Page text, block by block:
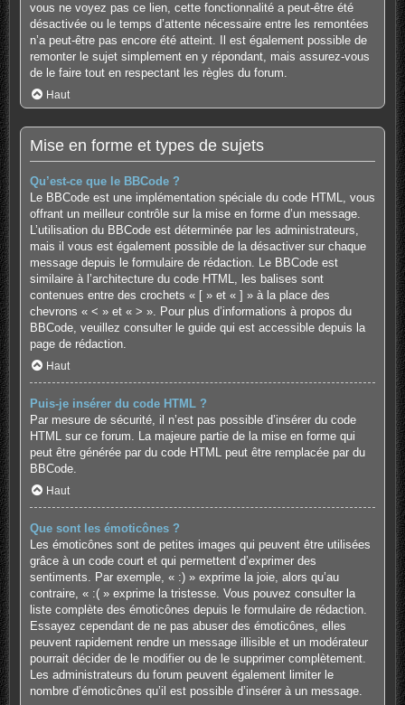
vous ne voyez pas ce lien, cette fonctionnalité a peut-être été
désactivée ou le temps d’attente nécessaire entre les remontées
n’a peut-être pas encore été atteint. Il est également possible de
remonter le sujet simplement en y répondant, mais assurez-vous
de le faire tout en respectant les règles du forum.
Haut
Mise en forme et types de sujets
Qu’est-ce que le BBCode ?
Le BBCode est une implémentation spéciale du code HTML, vous
offrant un meilleur contrôle sur la mise en forme d’un message.
L’utilisation du BBCode est déterminée par les administrateurs,
mais il vous est également possible de la désactiver sur chaque
message depuis le formulaire de rédaction. Le BBCode est
similaire à l’architecture du code HTML, les balises sont
contenues entre des crochets « [ » et « ] » à la place des
chevrons « < » et « > ». Pour plus d’informations à propos du
BBCode, veuillez consulter le guide qui est accessible depuis la
page de rédaction.
Haut
Puis-je insérer du code HTML ?
Par mesure de sécurité, il n’est pas possible d’insérer du code
HTML sur ce forum. La majeure partie de la mise en forme qui
peut être générée par du code HTML peut être remplacée par du
BBCode.
Haut
Que sont les émoticônes ?
Les émoticônes sont de petites images qui peuvent être utilisées
grâce à un code court et qui permettent d’exprimer des
sentiments. Par exemple, « :) » exprime la joie, alors qu’au
contraire, « :( » exprime la tristesse. Vous pouvez consulter la
liste complète des émoticônes depuis le formulaire de rédaction.
Essayez cependant de ne pas abuser des émoticônes, elles
peuvent rapidement rendre un message illisible et un modérateur
pourrait décider de le modifier ou de le supprimer complètement.
Les administrateurs du forum peuvent également limiter le
nombre d’émoticônes qu’il est possible d’insérer à un message.